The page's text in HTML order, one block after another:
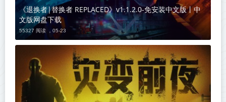
《退换者|替换者 REPLACED》v1.1.2.0-免安装中文版丨中
文版网盘下载
55327 阅读 ， 05-23